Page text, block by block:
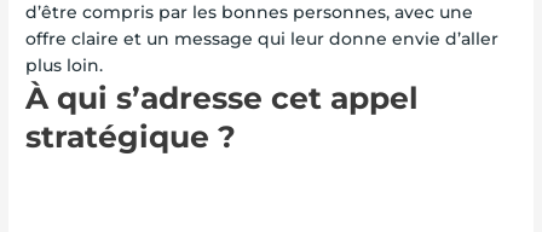
d’être compris par les bonnes personnes, avec une
offre claire et un message qui leur donne envie d’aller
plus loin.
À qui s’adresse cet appel
stratégique ?